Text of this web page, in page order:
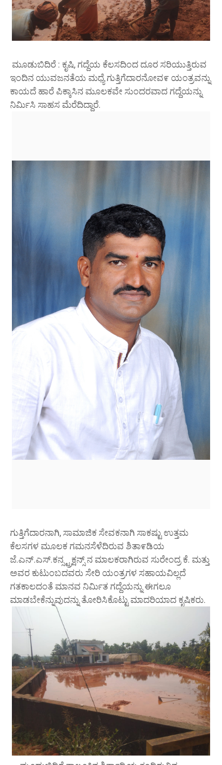
ಮೂಡುಬಿದಿರೆ : ಕೃಷಿ, ಗದ್ದೆಯ ಕೆಲಸದಿಂದ ದೂರ ಸರಿಯುತ್ತಿರುವ
ಇಂದಿನ ಯುವಜನತೆಯ ಮಧ್ಯೆ ಗುತ್ತಿಗೆದಾರನೋವ೯ ಯಂತ್ರವನ್ನು
ಕಾಯದೆ ಹಾರೆ ಪಿಕ್ಕಾಸಿನ ಮೂಲಕವೇ ಸುಂದರವಾದ ಗದ್ದೆಯನ್ನು
ನಿರ್ಮಿಸಿ ಸಾಹಸ ಮೆರೆದಿದ್ದಾರೆ.
ಗುತ್ತಿಗೆದಾರನಾಗಿ, ಸಾಮಾಜಿಕ ಸೇವಕನಾಗಿ ಸಾಕಷ್ಟು ಉತ್ತಮ
ಕೆಲಸಗಳ ಮೂಲಕ ಗಮನಸೆಳೆದಿರುವ ಶಿತಾ೯ಡಿಯ
ಜೆ.ಎನ್.ಎಸ್.ಕನ್ಸ್ಟ್ರಕ್ಷನ್ಸ್ ನ ಮಾಲಕರಾಗಿರುವ ಸುರೇಂದ್ರ ಕೆ. ಮತ್ತು
ಅವರ ಕುಟುಂಬದವರು ಸೇರಿ ಯಂತ್ರಗಳ ಸಹಾಯವಿಲ್ಲದೆ
ಗತಕಾಲದಂತೆ ಮಾನವ ನಿರ್ಮಿತ ಗದ್ದೆಯನ್ನು ಈಗಲೂ
ಮಾಡಬೇಕೆನ್ನುವುದನ್ನು ತೋರಿಸಿಕೊಟ್ಟು ಮಾದರಿಯಾದ ಕೃಷಿಕರು.